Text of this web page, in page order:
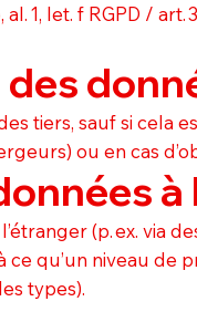
1, let. f RGPD /
tiers, sauf si cela
ou en cas
à
(p. ex. via
ce qu’un niveau de
types).